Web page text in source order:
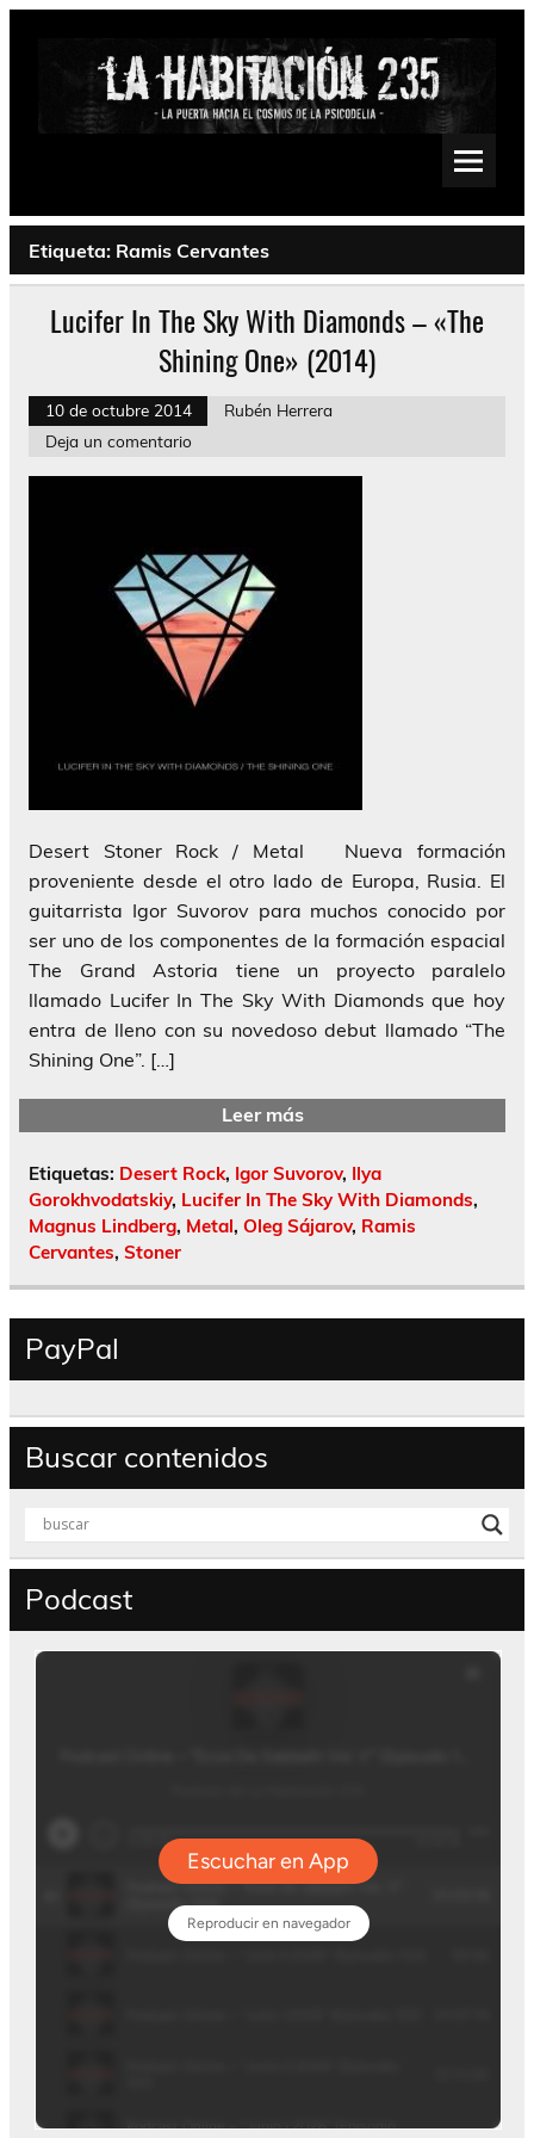
Saltar
Psychedelic, Stoner, Doom, Sludge, Fuzz, Space, Drone
Etiqueta: Ramis Cervantes
Lucifer In The Sky With Diamonds – «The
Shining One» (2014)
10 de octubre 2014
Rubén Herrera
Deja un comentario
Desert Stoner Rock / Metal Nueva formación
proveniente desde el otro lado de Europa, Rusia. El
guitarrista Igor Suvorov para muchos conocido por
ser uno de los componentes de la formación espacial
The Grand Astoria tiene un proyecto paralelo
llamado Lucifer In The Sky With Diamonds que hoy
entra de lleno con su novedoso debut llamado “The
Shining One”. […]
Leer más
Etiquetas: Desert Rock, Igor Suvorov, Ilya
Gorokhvodatskiy, Lucifer In The Sky With Diamonds,
Magnus Lindberg, Metal, Oleg Sájarov, Ramis
Cervantes, Stoner
PayPal
Buscar contenidos
Podcast